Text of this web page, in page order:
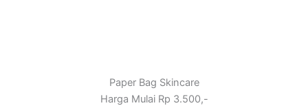
Paper Bag Skincare
Harga Mulai Rp 3.500,-